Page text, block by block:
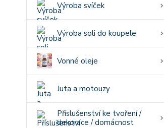
Výroba svíček
Výroba soli do koupele
Vonné oleje
Juta a motouzy
Příslušenství ke tvoření /
dekorace / domácnost